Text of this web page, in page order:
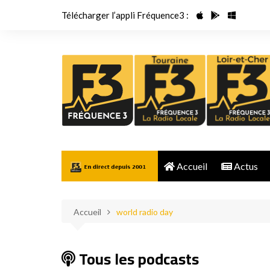
Télécharger l’appli Fréquence3 :
Accueil Actus
Accueil world radio day
Tous les podcasts